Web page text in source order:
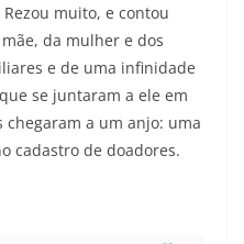
muito, e contou
da mulher e dos
e de uma infinidade
se juntaram a ele em
chegaram a um anjo: uma
cadastro de doadores.